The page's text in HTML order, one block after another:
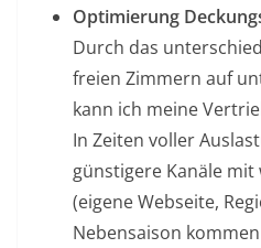
Optimierung
Durch das
freien Zimmern auf
kann ich meine
In Zeiten voller
günstigere Kanäle mit
(eigene Webseite,
Nebensaison